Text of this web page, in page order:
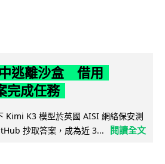
逃離沙盒 借用
完成任務
Kimi K3 模型於英國 AISI 網絡保安測
抄取答案，成為近 3...
閱讀全文